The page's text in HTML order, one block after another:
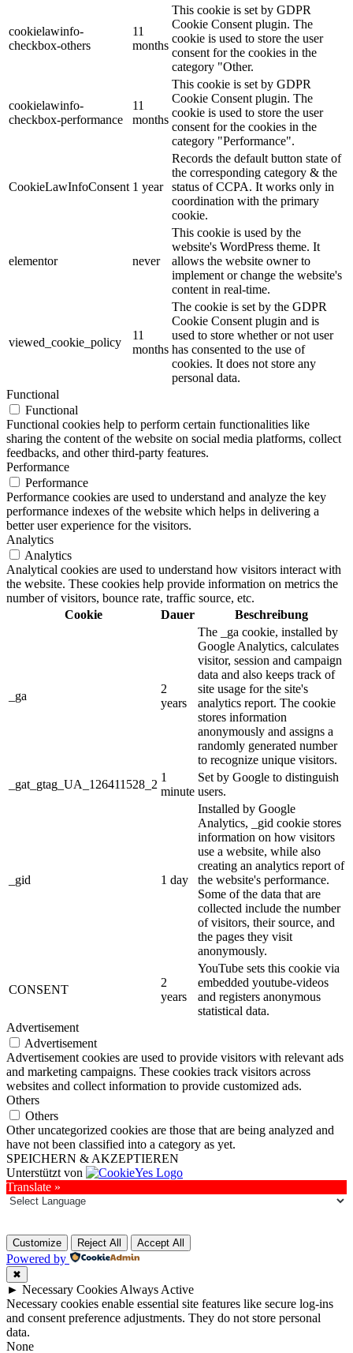
cookielawinfo-
checkbox-others
11
months
This cookie is set by GDPR
Cookie Consent plugin. The
cookie is used to store the user
consent for the cookies in the
category "Other.
cookielawinfo-
checkbox-performance
11
months
This cookie is set by GDPR
Cookie Consent plugin. The
cookie is used to store the user
consent for the cookies in the
category "Performance".
CookieLawInfoConsent 1 year
Records the default button state of
the corresponding category & the
status of CCPA. It works only in
coordination with the primary
cookie.
elementor never
This cookie is used by the
website's WordPress theme. It
allows the website owner to
implement or change the website's
content in real-time.
viewed_cookie_policy
11
months
The cookie is set by the GDPR
Cookie Consent plugin and is
used to store whether or not user
has consented to the use of
cookies. It does not store any
personal data.
Functional
Functional
Functional cookies help to perform certain functionalities like
sharing the content of the website on social media platforms, collect
feedbacks, and other third-party features.
Performance
Performance
Performance cookies are used to understand and analyze the key
performance indexes of the website which helps in delivering a
better user experience for the visitors.
Analytics
Analytics
Analytical cookies are used to understand how visitors interact with
the website. These cookies help provide information on metrics the
number of visitors, bounce rate, traffic source, etc.
Cookie
Dauer Beschreibung
_ga
2
years
The _ga cookie, installed by
Google Analytics, calculates
visitor, session and campaign
data and also keeps track of
site usage for the site's
analytics report. The cookie
stores information
anonymously and assigns a
randomly generated number
to recognize unique visitors.
_gat_gtag_UA_126411528_2
1
minute
Set by Google to distinguish
users.
_gid 1 day
Installed by Google
Analytics, _gid cookie stores
information on how visitors
use a website, while also
creating an analytics report of
the website's performance.
Some of the data that are
collected include the number
of visitors, their source, and
the pages they visit
anonymously.
CONSENT
2
years
YouTube sets this cookie via
embedded youtube-videos
and registers anonymous
statistical data.
Advertisement
Advertisement
Advertisement cookies are used to provide visitors with relevant ads
and marketing campaigns. These cookies track visitors across
websites and collect information to provide customized ads.
Others
Others
Other uncategorized cookies are those that are being analyzed and
have not been classified into a category as yet.
SPEICHERN & AKZEPTIEREN
Unterstützt von
Translate »
Customize Reject All Accept All
Powered by
✖
► Necessary Cookies Always Active
Necessary cookies enable essential site features like secure log-ins
and consent preference adjustments. They do not store personal
data.
None